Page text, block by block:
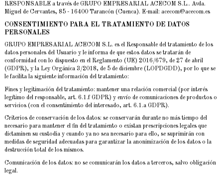
RESPONSABLE a través de GRUPO EMPRESARIAL ACECOM S.L.. Avda.
Miguel de Cervantes, 85 - 16400 Tarancón (Cuenca). E-mail: acecom@acecom.es
CONSENTIMIENTO PARA EL TRATAMIENTO DE DATOS
PERSONALES
GRUPO EMPRESARIAL ACECOM S.L. es el Responsable del tratamiento de los
datos personales del Usuario y le informa de que estos datos se tratarán de
conformidad con lo dispuesto en el Reglamento (UE) 2016/679, de 27 de abril
(GDPR), y la Ley Orgánica 3/2018, de 5 de diciembre (LOPDGDD), por lo que se
le facilita la siguiente información del tratamiento:
Fines y legitimación del tratamiento: mantener una relación comercial (por interés
legítimo del responsable, art. 6.1.f GDPR) y envío de comunicaciones de productos o
servicios (con el consentimiento del interesado, art. 6.1.a GDPR).
Criterios de conservación de los datos: se conservarán durante no más tiempo del
necesario para mantener el fin del tratamiento o existan prescripciones legales que
dictaminen su custodia y cuando ya no sea necesario para ello, se suprimirán con
medidas de seguridad adecuadas para garantizar la anonimización de los datos o la
destrucción total de los mismos.
Comunicación de los datos: no se comunicarán los datos a terceros, salvo obligación
legal.